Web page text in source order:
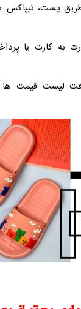
پست، تیپاکس
به کارت یا
لیست قیمت ‌ها